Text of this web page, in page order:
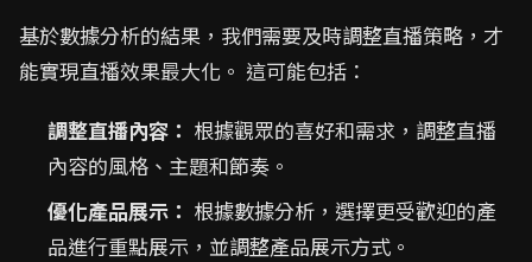
基於數據分析的結果，我們需要及時調整直播策略，才
能實現直播效果最大化。 這可能包括：
調整直播內容： 根據觀眾的喜好和需求，調整直播
內容的風格、主題和節奏。
優化產品展示： 根據數據分析，選擇更受歡迎的產
品進行重點展示，並調整產品展示方式。